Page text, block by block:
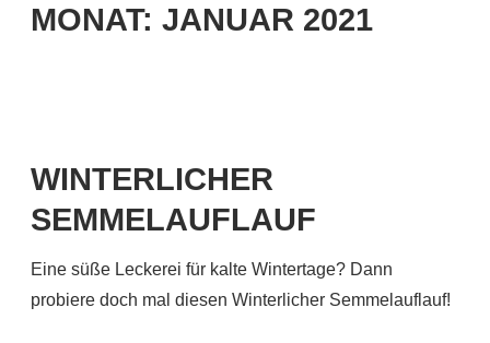
MONAT: JANUAR 2021
WINTERLICHER
SEMMELAUFLAUF
Eine süße Leckerei für kalte Wintertage? Dann
probiere doch mal diesen Winterlicher Semmelauflauf!